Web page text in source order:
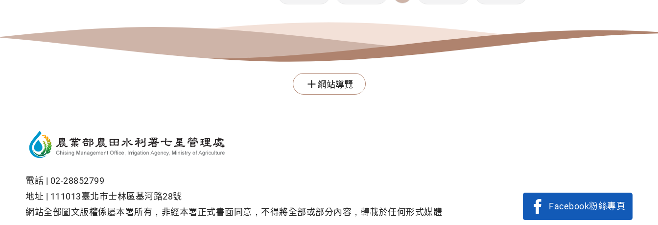
網站導覽
電話 | 02-28852799
地址 | 111013臺北市士林區基河路28號
網站全部圖文版權係屬本署所有，非經本署正式書面同意，不得將全部或部分內容，轉載於任何形式媒體
Facebook粉絲專頁